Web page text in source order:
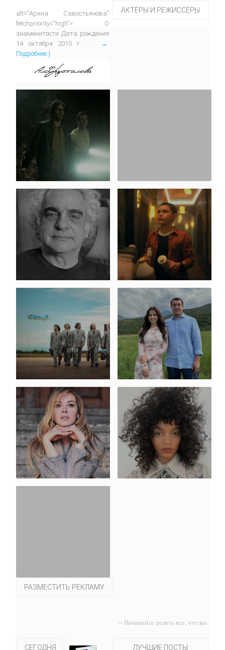
alt="Арина Савостьянова"
fetchpriority="high"> О
знаменитости Дата рождения
14 октября 2015 г. ...
→
Подробнее:)
АКТЁРЫ И РЕЖИССЁРЫ
РАЗМЕСТИТЬ РЕКЛАМУ
-- Начинайте делать все, что вы
СЕГОДНЯ ЛУЧШИЕ ПОСТЫ